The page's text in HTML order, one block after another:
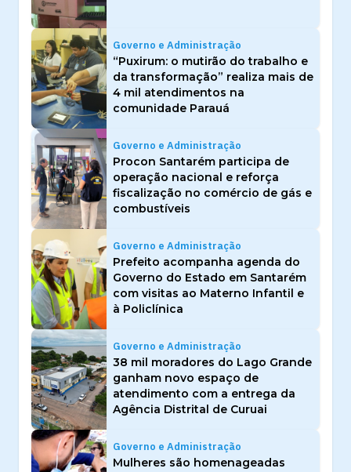
Governo e Administração
“Puxirum: o mutirão do trabalho e
da transformação” realiza mais de
4 mil atendimentos na
comunidade Parauá
Governo e Administração
Procon Santarém participa de
operação nacional e reforça
fiscalização no comércio de gás e
combustíveis
Governo e Administração
Prefeito acompanha agenda do
Governo do Estado em Santarém
com visitas ao Materno Infantil e
à Policlínica
Governo e Administração
38 mil moradores do Lago Grande
ganham novo espaço de
atendimento com a entrega da
Agência Distrital de Curuai
Governo e Administração
Mulheres são homenageadas